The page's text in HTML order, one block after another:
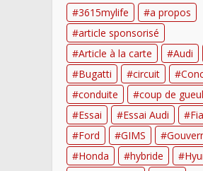
3615mylife
a propos
article sponsorisé
Article à la carte
Audi
Bugatti
circuit
conduite
coup de
Essai
Essai Audi
Ford
GIMS
Honda
hybride